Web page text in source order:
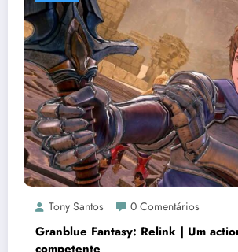
Tony Santos 0 Comentários
Granblue Fantasy: Relink | Um